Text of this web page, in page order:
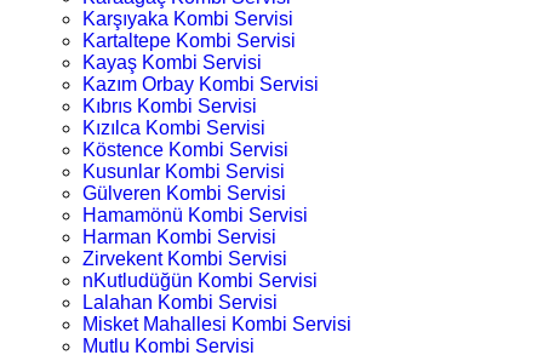
Karşıyaka Kombi Servisi
Kartaltepe Kombi Servisi
Kayaş Kombi Servisi
Kazım Orbay Kombi Servisi
Kıbrıs Kombi Servisi
Kızılca Kombi Servisi
Köstence Kombi Servisi
Kusunlar Kombi Servisi
Gülveren Kombi Servisi
Hamamönü Kombi Servisi
Harman Kombi Servisi
Zirvekent Kombi Servisi
nKutludüğün Kombi Servisi
Lalahan Kombi Servisi
Misket Mahallesi Kombi Servisi
Mutlu Kombi Servisi